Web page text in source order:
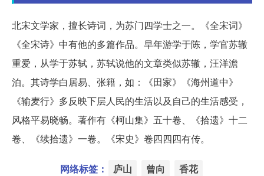
北宋文学家，擅长诗词，为苏门四学士之一。《全宋词》
《全宋诗》中有他的多篇作品。早年游学于陈，学官苏辙
重爱，从学于苏轼，苏轼说他的文章类似苏辙，汪洋澹
泊。其诗学白居易、张籍，如：《田家》《海州道中》
《输麦行》多反映下层人民的生活以及自己的生活感受，
风格平易晓畅。著作有《柯山集》五十卷、《拾遗》十二
卷、《续拾遗》一卷。《宋史》卷四四四有传。
网络标签： 庐山 曾向 香花